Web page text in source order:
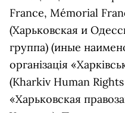
France, Mémorial
(Харьковская и
группа) (иные
органiзацiя
(Kharkiv Human
«Харьковская